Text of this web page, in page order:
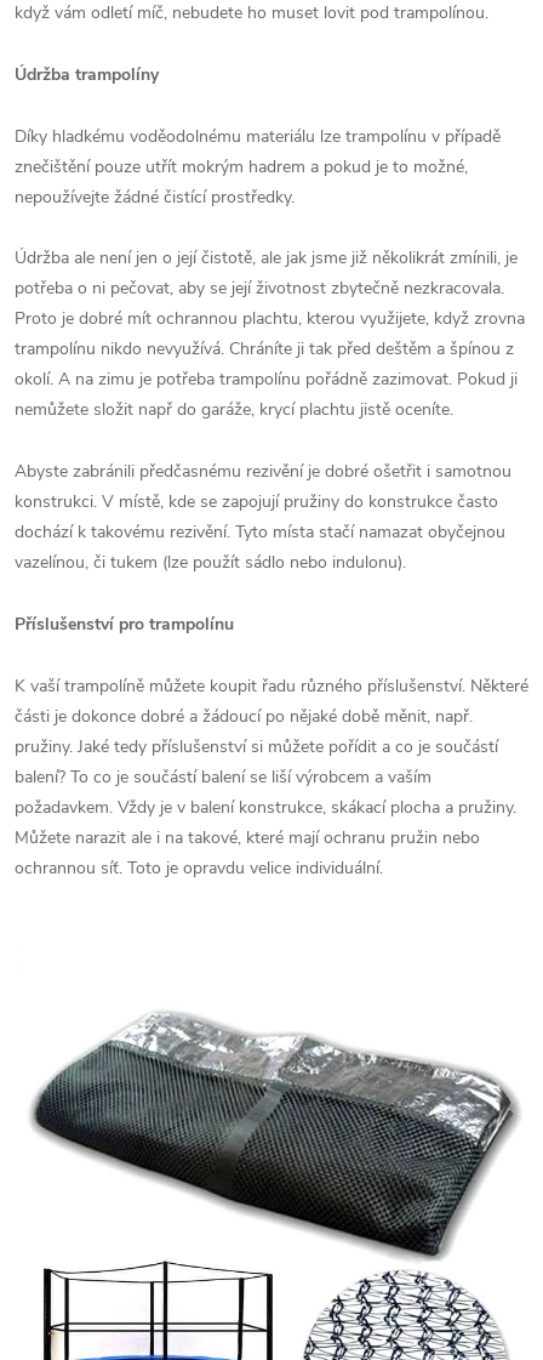
když vám odletí míč, nebudete ho muset lovit pod trampolínou.
Údržba trampolíny
Díky hladkému voděodolnému materiálu lze trampolínu v případě
znečištění pouze utřít mokrým hadrem a pokud je to možné,
nepoužívejte žádné čistící prostředky.
Údržba ale není jen o její čistotě, ale jak jsme již několikrát zmínili, je
potřeba o ni pečovat, aby se její životnost zbytečně nezkracovala.
Proto je dobré mít ochrannou plachtu, kterou využijete, když zrovna
trampolínu nikdo nevyužívá. Chráníte ji tak před deštěm a špínou z
okolí. A na zimu je potřeba trampolínu pořádně zazimovat. Pokud ji
nemůžete složit např do garáže, krycí plachtu jistě oceníte.
Abyste zabránili předčasnému rezivění je dobré ošetřit i samotnou
konstrukci. V místě, kde se zapojují pružiny do konstrukce často
dochází k takovému rezivění. Tyto místa stačí namazat obyčejnou
vazelínou, či tukem (lze použít sádlo nebo indulonu).
Příslušenství pro trampolínu
K vaší trampolíně můžete koupit řadu různého příslušenství. Některé
části je dokonce dobré a žádoucí po nějaké době měnit, např.
pružiny. Jaké tedy příslušenství si můžete pořídit a co je součástí
balení? To co je součástí balení se liší výrobcem a vaším
požadavkem. Vždy je v balení konstrukce, skákací plocha a pružiny.
Můžete narazit ale i na takové, které mají ochranu pružin nebo
ochrannou síť. Toto je opravdu velice individuální.